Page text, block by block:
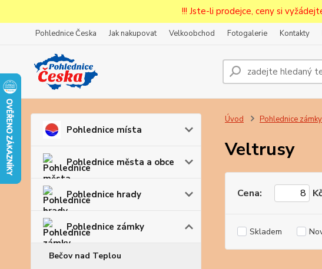
!!! Jste-li prodejce, ceny si
Pohlednice Česka Jak nakupovat Velkoobchod Fotogalerie Kontakty
Pohlednice místa
Pohlednice města a obce
Pohlednice hrady
Pohlednice zámky
Bečov nad Teplou
Úvod Pohlednice zámky
Veltrusy
Cena:
Skladem
Prodejcům bude po